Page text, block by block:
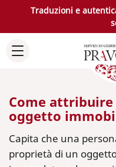
Traduzioni e
Come
oggetto
Capita che una
proprietà di un